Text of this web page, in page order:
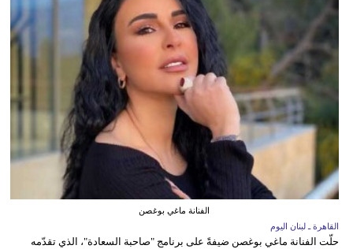
الفنانة ماغي بوغصن
القاهرة ـ لبنان اليوم
حلّت الفنانة ماغي بوغصن ضيفةً على برنامج "صاحبة السعادة"، الذي تقدّمه